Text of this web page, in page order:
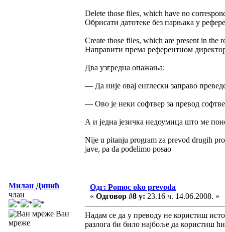
Delete those files, which have no
Обрисати датотеке без парњака у
Create those files, which are present in the
Направити према референтном
Два узгредна опажања:
— Да није овај енглески заправо
— Ово је неки софтвер за превод
А и једна језичка недоумица што ме
Nije u pitanju program za prevod drugih
jave, pa da podelimo posao
Милан Динић
члан
Ван
мреже
Одг: Pomoc oko prevoda
« Одговор #8 у: 23.16 ч. 14.06.2008. »
Надам се да у преводу не користиш
разлога би било најбоље да користиш